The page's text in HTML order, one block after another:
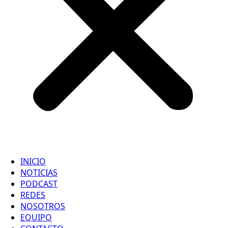
INICIO
NOTICIAS
PODCAST
REDES
NOSOTROS
EQUIPO